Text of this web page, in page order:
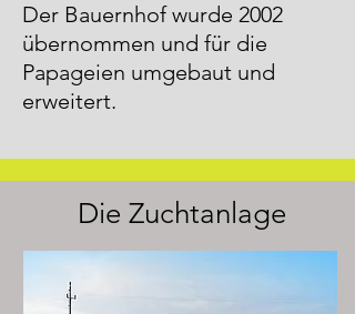
Der Bauernhof wurde 2002
übernommen und für die
Papageien umgebaut und
erweitert.
Die Zuchtanlage